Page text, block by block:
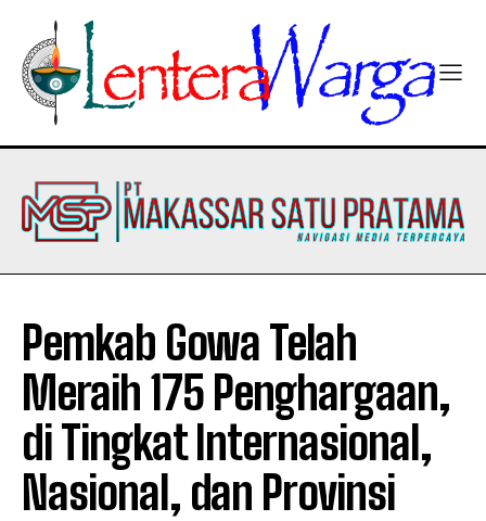
Pemkab Gowa Telah
Meraih 175 Penghargaan,
di Tingkat Internasional,
Nasional, dan Provinsi